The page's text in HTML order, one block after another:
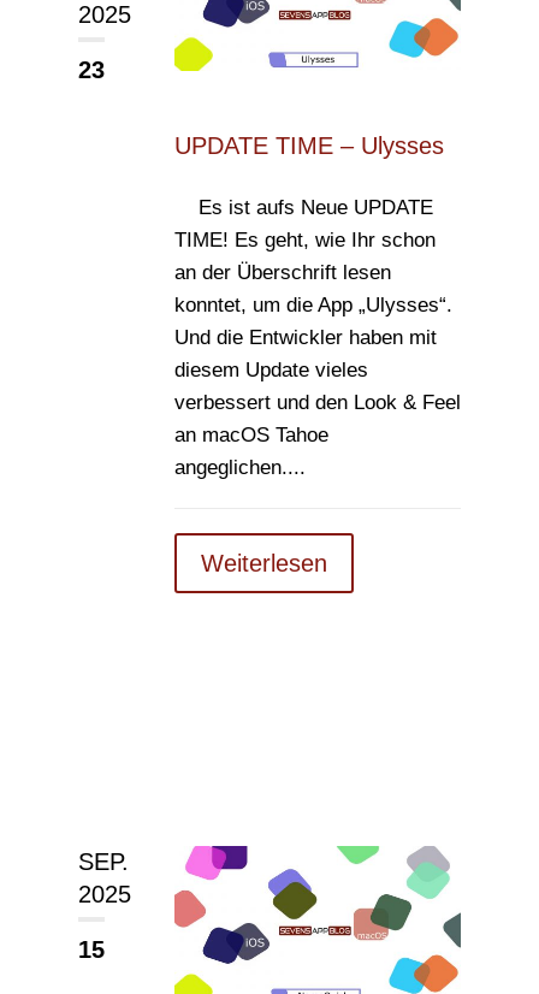
2025
23
UPDATE TIME – Ulysses
Es ist aufs Neue UPDATE
TIME! Es geht, wie Ihr schon
an der Überschrift lesen
konntet, um die App „Ulysses“.
Und die Entwickler haben mit
diesem Update vieles
verbessert und den Look & Feel
an macOS Tahoe
angeglichen....
Weiterlesen
SEP.
2025
15